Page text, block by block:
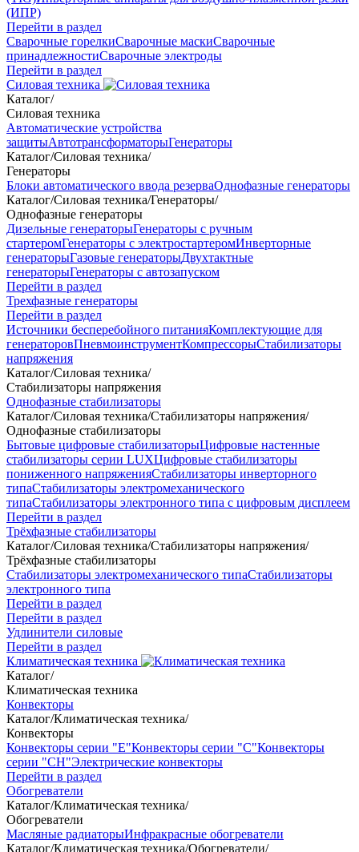
(ИПР)
Перейти в раздел
Сварочные горелкиСварочные маскиСварочные
принадлежностиСварочные электроды
Перейти в раздел
Силовая техника
Каталог/
Силовая техника
Автоматические устройства
защитыАвтотрансформаторыГенераторы
Каталог/Силовая техника/
Генераторы
Блоки автоматического ввода резерваОднофазные генераторы
Каталог/Силовая техника/Генераторы/
Однофазные генераторы
Дизельные генераторыГенераторы с ручным
стартеромГенераторы с электростартеромИнверторные
генераторыГазовые генераторыДвухтактные
генераторыГенераторы с автозапуском
Перейти в раздел
Трехфазные генераторы
Перейти в раздел
Источники бесперебойного питанияКомплектующие для
генераторовПневмоинструментКомпрессорыСтабилизаторы
напряжения
Каталог/Силовая техника/
Стабилизаторы напряжения
Однофазные стабилизаторы
Каталог/Силовая техника/Стабилизаторы напряжения/
Однофазные стабилизаторы
Бытовые цифровые стабилизаторыЦифровые настенные
стабилизаторы серии LUXЦифровые стабилизаторы
пониженного напряженияСтабилизаторы инверторного
типаСтабилизаторы электромеханического
типаСтабилизаторы электронного типа с цифровым дисплеем
Перейти в раздел
Трёхфазные стабилизаторы
Каталог/Силовая техника/Стабилизаторы напряжения/
Трёхфазные стабилизаторы
Стабилизаторы электромеханического типаСтабилизаторы
электронного типа
Перейти в раздел
Перейти в раздел
Удлинители силовые
Перейти в раздел
Климатическая техника
Каталог/
Климатическая техника
Конвекторы
Каталог/Климатическая техника/
Конвекторы
Конвекторы серии "Е"Конвекторы серии "С"Конвекторы
серии "СН"Электрические конвекторы
Перейти в раздел
Обогреватели
Каталог/Климатическая техника/
Обогреватели
Масляные радиаторыИнфракрасные обогреватели
Каталог/Климатическая техника/Обогреватели/